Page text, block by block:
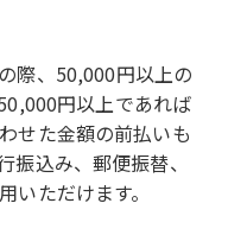
際、50,000円以上の
円以上であれば
せた金額の前払いも
振込み、郵便振替、
いただけます。